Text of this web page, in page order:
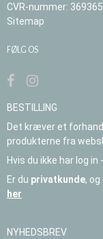
CVR-nummer:
Sitemap
FØLG OS
BESTILLING
Det kræver et
produkterne fra
Hvis du ikke har log in
Er du privatkunde,
her
NYHEDSBREV